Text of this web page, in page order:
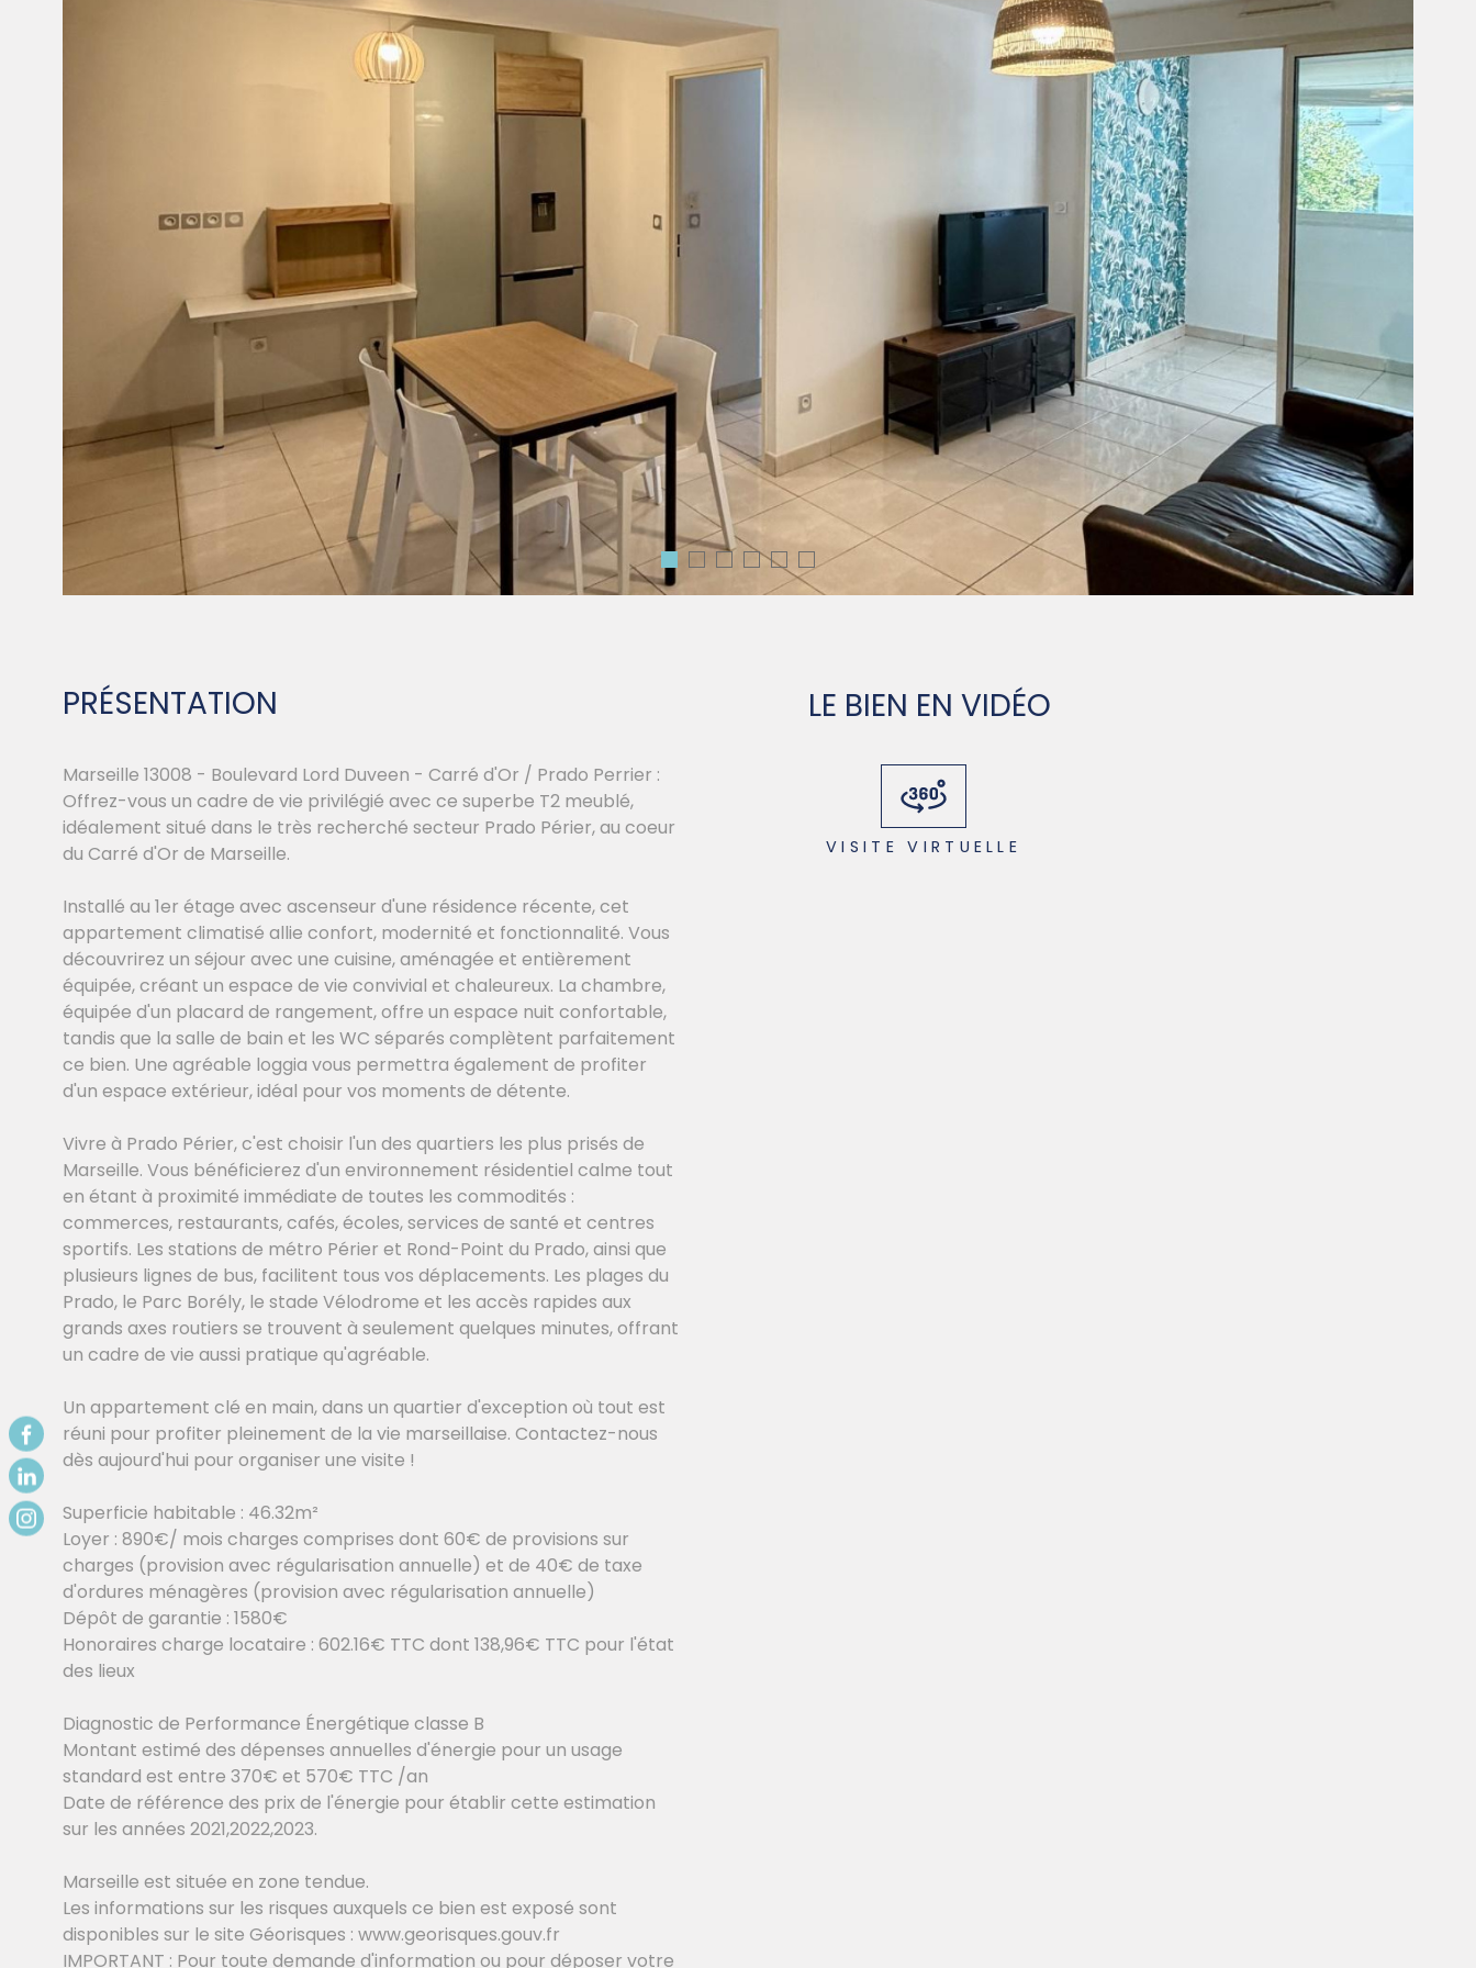
PRÉSENTATION
Marseille 13008 - Boulevard Lord Duveen - Carré d'Or / Prado Perrier :
Offrez-vous un cadre de vie privilégié avec ce superbe T2 meublé,
idéalement situé dans le très recherché secteur Prado Périer, au coeur
du Carré d'Or de Marseille.
Installé au 1er étage avec ascenseur d'une résidence récente, cet
appartement climatisé allie confort, modernité et fonctionnalité. Vous
découvrirez un séjour avec une cuisine, aménagée et entièrement
équipée, créant un espace de vie convivial et chaleureux. La chambre,
équipée d'un placard de rangement, offre un espace nuit confortable,
tandis que la salle de bain et les WC séparés complètent parfaitement
ce bien. Une agréable loggia vous permettra également de profiter
d'un espace extérieur, idéal pour vos moments de détente.
Vivre à Prado Périer, c'est choisir l'un des quartiers les plus prisés de
Marseille. Vous bénéficierez d'un environnement résidentiel calme tout
en étant à proximité immédiate de toutes les commodités :
commerces, restaurants, cafés, écoles, services de santé et centres
sportifs. Les stations de métro Périer et Rond-Point du Prado, ainsi que
plusieurs lignes de bus, facilitent tous vos déplacements. Les plages du
Prado, le Parc Borély, le stade Vélodrome et les accès rapides aux
grands axes routiers se trouvent à seulement quelques minutes, offrant
un cadre de vie aussi pratique qu'agréable.
Un appartement clé en main, dans un quartier d'exception où tout est
réuni pour profiter pleinement de la vie marseillaise. Contactez-nous
dès aujourd'hui pour organiser une visite !
Superficie habitable : 46.32m²
Loyer : 890€/ mois charges comprises dont 60€ de provisions sur
charges (provision avec régularisation annuelle) et de 40€ de taxe
d'ordures ménagères (provision avec régularisation annuelle)
Dépôt de garantie : 1580€
Honoraires charge locataire : 602.16€ TTC dont 138,96€ TTC pour l'état
des lieux
Diagnostic de Performance Énergétique classe B
Montant estimé des dépenses annuelles d'énergie pour un usage
standard est entre 370€ et 570€ TTC /an
Date de référence des prix de l'énergie pour établir cette estimation
sur les années 2021,2022,2023.
Marseille est située en zone tendue.
Les informations sur les risques auxquels ce bien est exposé sont
disponibles sur le site Géorisques : www.georisques.gouv.fr
IMPORTANT : Pour toute demande d'information ou pour déposer votre
LE BIEN EN VIDÉO
VISITE VIRTUELLE